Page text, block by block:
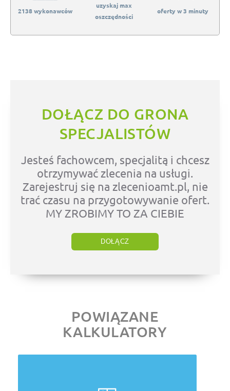
2138 wykonawców
uzyskaj max
oszczędności
oferty w 3 minuty
DOŁĄCZ DO GRONA
SPECJALISTÓW
Jesteś fachowcem, specjalitą i chcesz
otrzymywać zlecenia na usługi.
Zarejestruj się na zlecenioamt.pl, nie
trać czasu na przygotowywanie ofert.
MY ZROBIMY TO ZA CIEBIE
DOŁĄCZ
POWIĄZANE
KALKULATORY